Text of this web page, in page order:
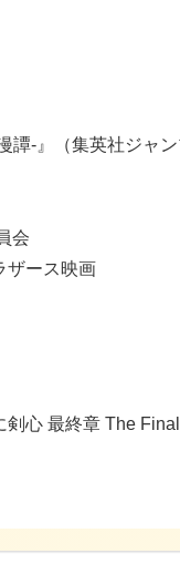
-』（集英社ジャン
会
ザース映画
心 最終章 The Final